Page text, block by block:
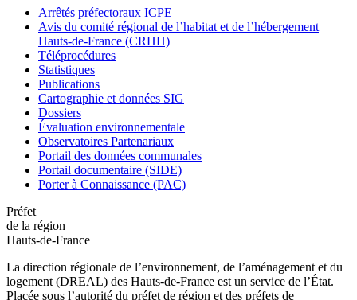
Arrêtés préfectoraux ICPE
Avis du comité régional de l’habitat et de l’hébergement
Hauts-de-France (CRHH)
Téléprocédures
Statistiques
Publications
Cartographie et données SIG
Dossiers
Évaluation environnementale
Observatoires Partenariaux
Portail des données communales
Portail documentaire (SIDE)
Porter à Connaissance (PAC)
Préfet
de la région
Hauts-de-France
La direction régionale de l’environnement, de l’aménagement et du
logement (DREAL) des Hauts-de-France est un service de l’État.
Placée sous l’autorité du préfet de région et des préfets de